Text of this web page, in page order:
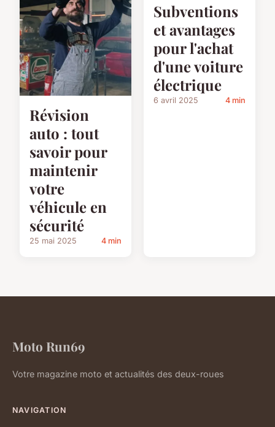
Révision
auto : tout
savoir pour
maintenir
votre
véhicule en
sécurité
25 mai 2025 4 min
Subventions
et avantages
pour l'achat
d'une voiture
électrique
6 avril 2025 4 min
Moto Run69
Votre magazine moto et actualités des deux-roues
NAVIGATION